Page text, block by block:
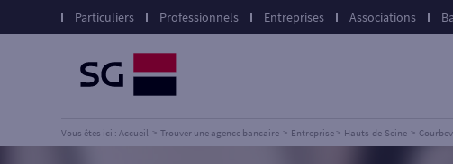
Particuliers Professionnels Entreprises Associations
Vous êtes ici : Accueil Trouver une agence bancaire Entreprise Hauts-de-Seine